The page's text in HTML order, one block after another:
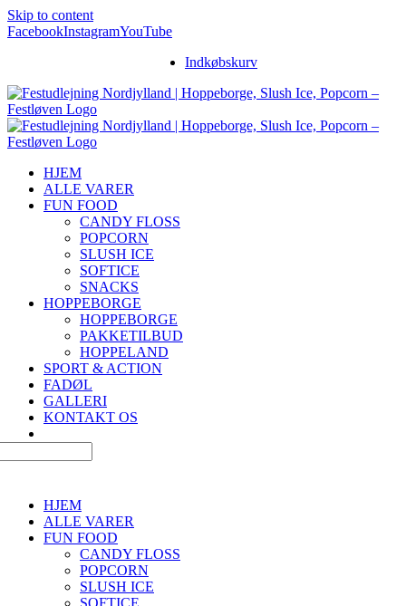
Skip to content
FacebookInstagramYouTube
Indkøbskurv
HJEM
ALLE VARER
FUN FOOD
CANDY FLOSS
POPCORN
SLUSH ICE
SOFTICE
SNACKS
HOPPEBORGE
HOPPEBORGE
PAKKETILBUD
HOPPELAND
SPORT & ACTION
FADØL
GALLERI
KONTAKT OS
HJEM
ALLE VARER
FUN FOOD
CANDY FLOSS
POPCORN
SLUSH ICE
SOFTICE